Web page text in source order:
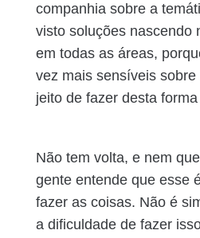
companhia sobre a
visto soluções nascendo
em todas as áreas,
vez mais sensíveis
jeito de fazer desta
Não tem volta, e nem
gente entende que esse
fazer as coisas. Não é
a dificuldade de fazer